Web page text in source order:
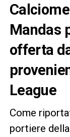
Mandas
offerta
League
Come
portiere della